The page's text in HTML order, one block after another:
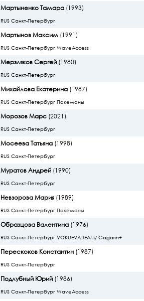
Мартыненко Тамара(1993)
RUS Санкт-Петербург
Мартынов Максим(1991)
RUS Санкт-Петербург WaveAccess
Мерзляков Сергей(1980)
RUS Санкт-Петербург
Михайлова Екатерина(1987)
RUS Санкт-Петербург Покемоны
Морозов Марс(2021)
RUS Санкт-Петербург
Мосеева Татьяна(1998)
RUS Санкт-Петербург
Муратов Андрей(1990)
RUS Санкт-Петербург
Невзорова Мария(1989)
RUS Санкт-Петербург Покемоны
Образцова Валентина(1976)
RUS Санкт-Петербург VOKUEVA TEAM/ Gagarin+
Перескоков Константин(1987)
RUS Санкт-Петербург
Подлубный Юрий(1986)
RUS Санкт-Петербург WaveAccess